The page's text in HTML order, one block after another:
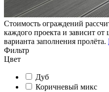
Стоимость ограждений
каждого проекта и зависит
варианта заполнения пролёта.
Фильтр
Цвет
Дуб
Коричневый микс